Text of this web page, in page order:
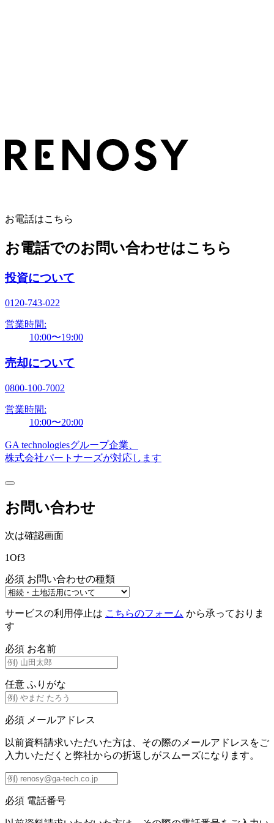
お電話はこちら
お電話でのお問い合わせはこちら
投資について
0120-743-022
営業時間:
10:00〜19:00
売却について
0800-100-7002
営業時間:
10:00〜20:00
GA technologiesグループ企業、
株式会社パートナーズが対応します
お問い合わせ
次は確認画面
1Of3
必須 お問い合わせの種類
サービスの利用停止は こちらのフォーム から承っておりま
す
必須 お名前
任意 ふりがな
必須 メールアドレス
以前資料請求いただいた方は、その際のメールアドレスをご
入力いただくと弊社からの折返しがスムーズになります。
必須 電話番号